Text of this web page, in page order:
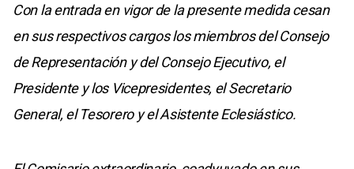
Con la entrada en vigor de la presente medida cesan
en sus respectivos cargos los miembros del Consejo
de Representación y del Consejo Ejecutivo, el
Presidente y los Vicepresidentes, el Secretario
General, el Tesorero y el Asistente Eclesiástico.